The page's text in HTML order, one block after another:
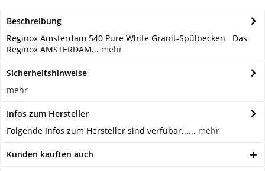
Beschreibung
Reginox Amsterdam 540 Pure White Granit-Spülbecken Das
Reginox AMSTERDAM... mehr
Sicherheitshinweise
mehr
Infos zum Hersteller
Folgende Infos zum Hersteller sind verfübar...... mehr
Kunden kauften auch